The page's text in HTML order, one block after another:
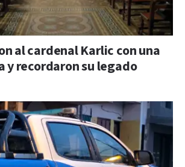
al cardenal Karlic con una
y recordaron su legado